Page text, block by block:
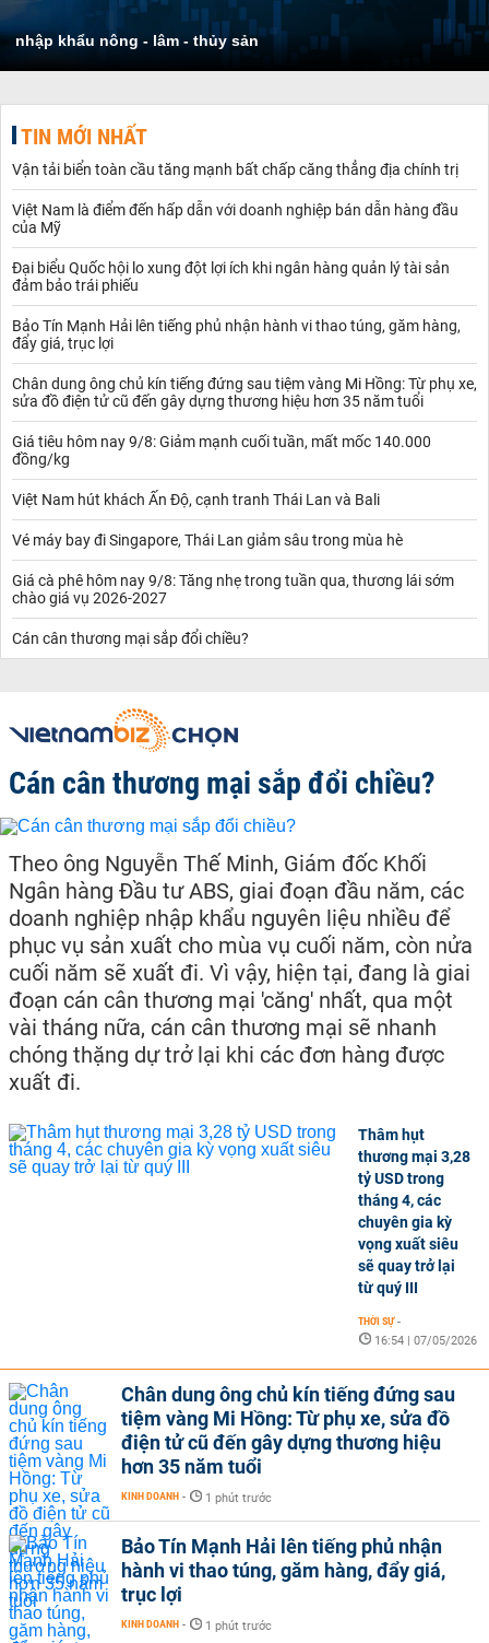
nhập khẩu nông - lâm - thủy sản
TIN MỚI NHẤT
Vận tải biển toàn cầu tăng mạnh bất chấp căng thẳng địa chính trị
Việt Nam là điểm đến hấp dẫn với doanh nghiệp bán dẫn hàng đầu
của Mỹ
Đại biểu Quốc hội lo xung đột lợi ích khi ngân hàng quản lý tài sản
đảm bảo trái phiếu
Bảo Tín Mạnh Hải lên tiếng phủ nhận hành vi thao túng, găm hàng,
đẩy giá, trục lợi
Chân dung ông chủ kín tiếng đứng sau tiệm vàng Mi Hồng: Từ phụ xe,
sửa đồ điện tử cũ đến gây dựng thương hiệu hơn 35 năm tuổi
Giá tiêu hôm nay 9/8: Giảm mạnh cuối tuần, mất mốc 140.000
đồng/kg
Việt Nam hút khách Ấn Độ, cạnh tranh Thái Lan và Bali
Vé máy bay đi Singapore, Thái Lan giảm sâu trong mùa hè
Giá cà phê hôm nay 9/8: Tăng nhẹ trong tuần qua, thương lái sớm
chào giá vụ 2026-2027
Cán cân thương mại sắp đổi chiều?
Cán cân thương mại sắp đổi chiều?
Theo ông Nguyễn Thế Minh, Giám đốc Khối
Ngân hàng Đầu tư ABS, giai đoạn đầu năm, các
doanh nghiệp nhập khẩu nguyên liệu nhiều để
phục vụ sản xuất cho mùa vụ cuối năm, còn nửa
cuối năm sẽ xuất đi. Vì vậy, hiện tại, đang là giai
đoạn cán cân thương mại 'căng' nhất, qua một
vài tháng nữa, cán cân thương mại sẽ nhanh
chóng thặng dự trở lại khi các đơn hàng được
xuất đi.
Thâm hụt
thương mại 3,28
tỷ USD trong
tháng 4, các
chuyên gia kỳ
vọng xuất siêu
sẽ quay trở lại
từ quý III
THỜI SỰ -
16:54 | 07/05/2026
Chân dung ông chủ kín tiếng đứng sau
tiệm vàng Mi Hồng: Từ phụ xe, sửa đồ
điện tử cũ đến gây dựng thương hiệu
hơn 35 năm tuổi
KINH DOANH - 1 phút trước
Bảo Tín Mạnh Hải lên tiếng phủ nhận
hành vi thao túng, găm hàng, đẩy giá,
trục lợi
KINH DOANH - 1 phút trước